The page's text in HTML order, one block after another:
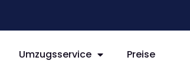
Umzugsservice Preise